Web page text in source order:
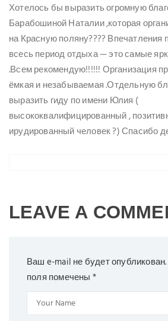
Хотелось бы выразить огромную
Барабошиной Наталии ,которая
на Красную поляну???? Впечатления
всесь период отдыха — это самые
.Всем рекомендую!!!!!! Организация
ёмкая и незабываемая .Отдельную
выразить гиду по имени Юлия (
высококвалифицированный ,
ирудированный человек ?) Спасибо
LEAVE A
Ваш e-mail не будет опубликован.
поля помечены *